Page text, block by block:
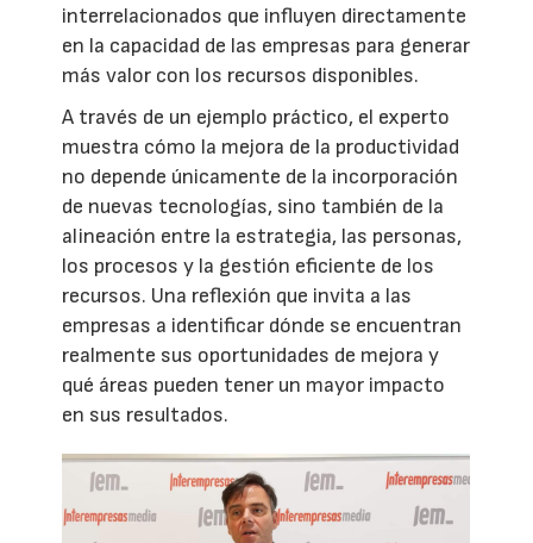
interrelacionados que influyen directamente
en la capacidad de las empresas para generar
más valor con los recursos disponibles.
A través de un ejemplo práctico, el experto
muestra cómo la mejora de la productividad
no depende únicamente de la incorporación
de nuevas tecnologías, sino también de la
alineación entre la estrategia, las personas,
los procesos y la gestión eficiente de los
recursos. Una reflexión que invita a las
empresas a identificar dónde se encuentran
realmente sus oportunidades de mejora y
qué áreas pueden tener un mayor impacto
en sus resultados.